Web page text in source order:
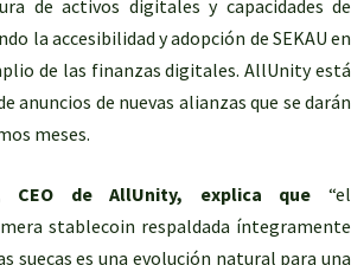
de activos digitales y capacidades de
la accesibilidad y adopción de SEKAU en
de las finanzas digitales. AllUnity está
anuncios de nuevas alianzas que se darán
meses.
CEO de AllUnity, explica que “el
stablecoin respaldada íntegramente
suecas es una evolución natural para una